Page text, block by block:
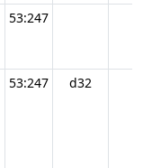
53:247
53:247 d32